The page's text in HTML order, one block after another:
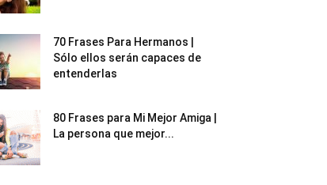
70 Frases Para Hermanos |
Sólo ellos serán capaces de
entenderlas
80 Frases para Mi Mejor Amiga |
La persona que mejor...